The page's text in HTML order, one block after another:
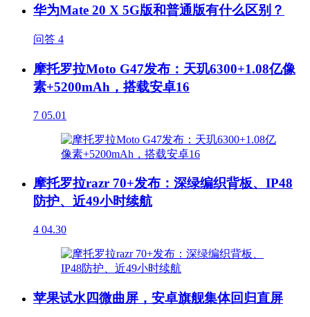
华为Mate 20 X 5G版和普通版有什么区别？
问答 4
摩托罗拉Moto G47发布：天玑6300+1.08亿像
素+5200mAh，搭载安卓16
7 05.01
摩托罗拉razr 70+发布：深绿编织背板、IP48
防护、近49小时续航
4 04.30
苹果试水四微曲屏，安卓旗舰集体回归直屏